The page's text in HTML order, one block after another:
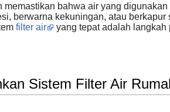
bahwa air yang
berwarna kekuningan, atau
filter air
yang tepat adalah
Sistem Filter Air